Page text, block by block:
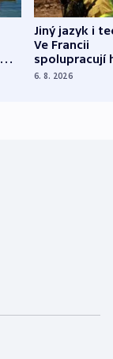
Jiný jazyk i
Ve Francii
spolupracují
různých zemí
6. 8. 2026